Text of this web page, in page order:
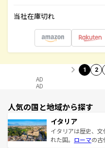
当社在庫切れ
1 2
AD
AD
人気の国と地域から探す
イタリア
イタリアは歴史、
れた国。 ローマの古